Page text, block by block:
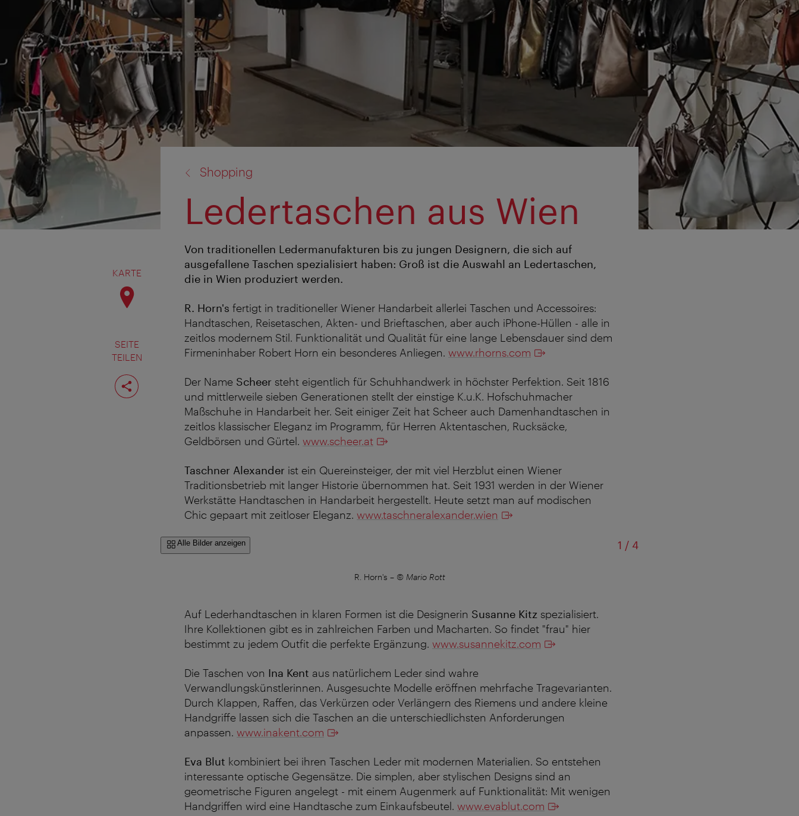
KARTE
SEITE
TEILEN
Seite
teilen
Shopping
Ledertaschen aus Wien
Von traditionellen Ledermanufakturen bis zu jungen Designern, die sich auf
ausgefallene Taschen spezialisiert haben: Groß ist die Auswahl an Ledertaschen,
die in Wien produziert werden.
R. Horn's fertigt in traditioneller Wiener Handarbeit allerlei Taschen und Accessoires:
Handtaschen, Reisetaschen, Akten- und Brieftaschen, aber auch iPhone-Hüllen - alle in
zeitlos modernem Stil. Funktionalität und Qualität für eine lange Lebensdauer sind dem
Firmeninhaber Robert Horn ein besonderes Anliegen. www.rhorns.com
Der Name Scheer steht eigentlich für Schuhhandwerk in höchster Perfektion. Seit 1816
und mittlerweile sieben Generationen stellt der einstige K.u.K. Hofschuhmacher
Maßschuhe in Handarbeit her. Seit einiger Zeit hat Scheer auch Damenhandtaschen in
zeitlos klassischer Eleganz im Programm, für Herren Aktentaschen, Rucksäcke,
Geldbörsen und Gürtel. www.scheer.at
Taschner Alexander ist ein Quereinsteiger, der mit viel Herzblut einen Wiener
Traditionsbetrieb mit langer Historie übernommen hat. Seit 1931 werden in der Wiener
Werkstätte Handtaschen in Handarbeit hergestellt. Heute setzt man auf modischen
Chic gepaart mit zeitloser Eleganz. www.taschneralexander.wien
Alle Bilder anzeigen 1 /von
4
R. Horn's – © Mario Rott
Auf Lederhandtaschen in klaren Formen ist die Designerin Susanne Kitz spezialisiert.
Ihre Kollektionen gibt es in zahlreichen Farben und Macharten. So findet "frau" hier
bestimmt zu jedem Outfit die perfekte Ergänzung. www.susannekitz.com
Die Taschen von Ina Kent aus natürlichem Leder sind wahre
Verwandlungskünstlerinnen. Ausgesuchte Modelle eröffnen mehrfache Tragevarianten.
Durch Klappen, Raffen, das Verkürzen oder Verlängern des Riemens und andere kleine
Handgriffe lassen sich die Taschen an die unterschiedlichsten Anforderungen
anpassen. www.inakent.com
Eva Blut kombiniert bei ihren Taschen Leder mit modernen Materialien. So entstehen
interessante optische Gegensätze. Die simplen, aber stylischen Designs sind an
geometrische Figuren angelegt - mit einem Augenmerk auf Funktionalität: Mit wenigen
Handgriffen wird eine Handtasche zum Einkaufsbeutel. www.evablut.com